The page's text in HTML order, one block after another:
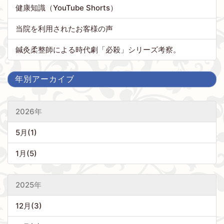
健康知識（YouTube Shorts）
当院を利用されたお客様の声
鍼灸柔整師による時代劇「必殺」シリーズ考察。
年別アーカイブ
2026年
5月(1)
1月(5)
2025年
12月(3)